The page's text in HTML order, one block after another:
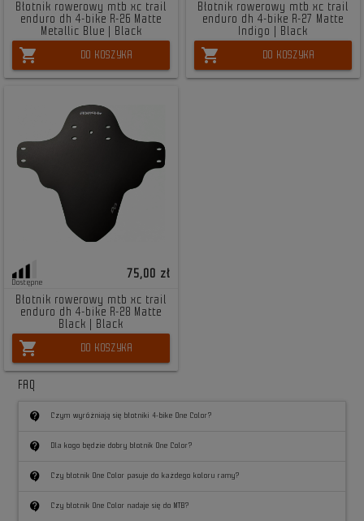
Błotnik rowerowy mtb xc trail
enduro dh 4-bike R-26 Matte
Metallic Blue | Black
shopping_cart DO KOSZYKA
Błotnik rowerowy mtb xc trail
enduro dh 4-bike R-27 Matte
Indigo | Black
shopping_cart DO KOSZYKA
Dostępne
75,00 zł
Błotnik rowerowy mtb xc trail
enduro dh 4-bike R-28 Matte
Black | Black
shopping_cart DO KOSZYKA
FAQ
contact_support Czym wyróżniają się błotniki 4-bike One Color?
contact_support Dla kogo będzie dobry błotnik One Color?
contact_support Czy błotnik One Color pasuje do każdego koloru ramy?
contact_support Czy błotnik One Color nadaje się do MTB?